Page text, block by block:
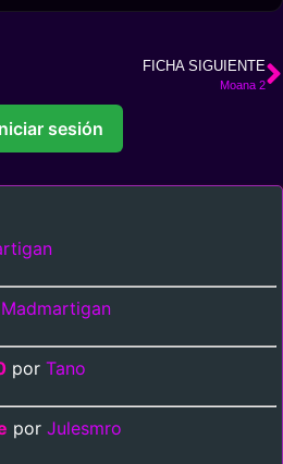
FICHA SIGUIENTE
Moana 2
sesión
Madmartigan
por Tano
por Julesmro